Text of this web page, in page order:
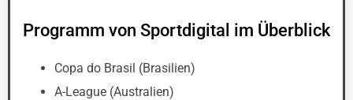
Programm von Sportdigital im Überblick
Copa do Brasil (Brasilien)
A-League (Australien)